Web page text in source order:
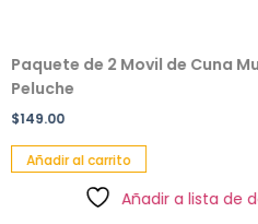
Paquete de 2 Movil de Cuna
Peluche
$149.00
Añadir al carrito
Añadir a lista de